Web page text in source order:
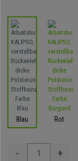
Blau Rot
- +